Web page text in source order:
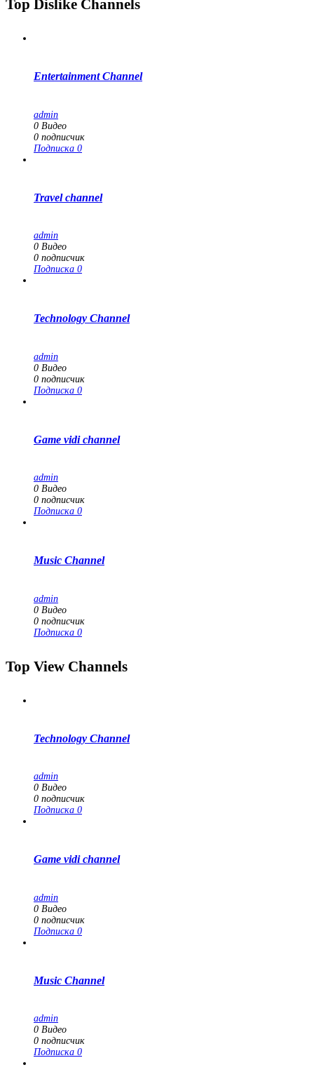
Top Dislike Channels
Entertainment Channel
admin
0 Видео
0 подписчик
Подписка 0
Travel channel
admin
0 Видео
0 подписчик
Подписка 0
Technology Channel
admin
0 Видео
0 подписчик
Подписка 0
Game vidi channel
admin
0 Видео
0 подписчик
Подписка 0
Music Channel
admin
0 Видео
0 подписчик
Подписка 0
Top View Channels
Technology Channel
admin
0 Видео
0 подписчик
Подписка 0
Game vidi channel
admin
0 Видео
0 подписчик
Подписка 0
Music Channel
admin
0 Видео
0 подписчик
Подписка 0